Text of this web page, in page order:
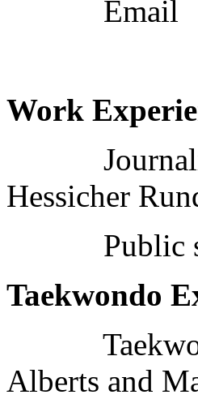
Work
Hessicher
Public
Taekwondo
Alberts and